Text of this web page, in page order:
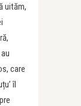
uităm,
care
îl